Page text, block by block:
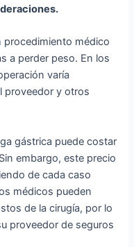
procedimiento médico
a perder peso. En los
varía
proveedor y otros
gástrica puede costar
embargo, este precio
de cada caso
médicos pueden
de la cirugía, por lo
proveedor de seguros